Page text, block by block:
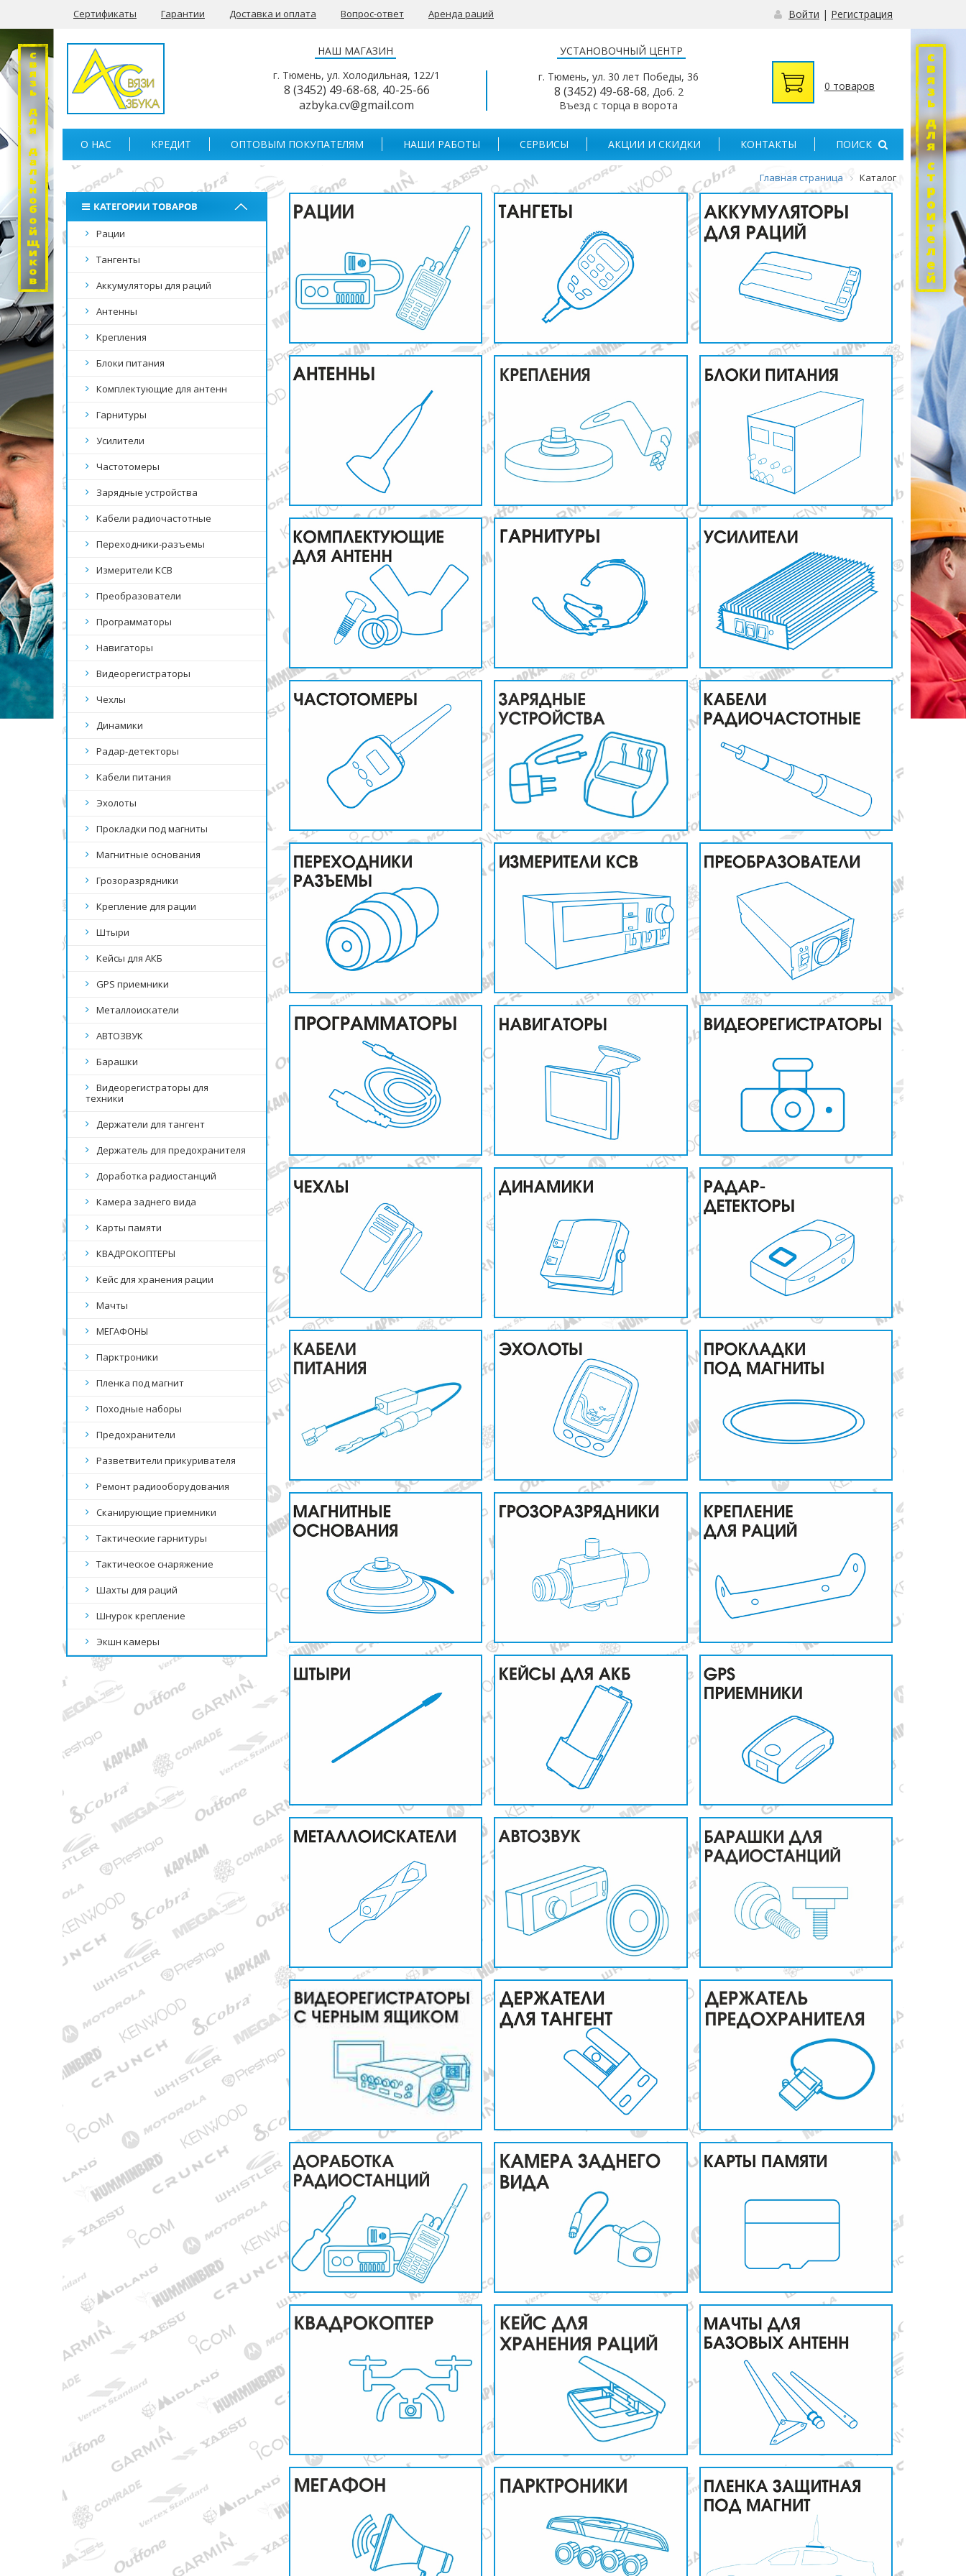
Сертификаты Гарантии Доставка и оплата Вопрос-ответ Аренда раций Войти | Регистрация
НАШ МАГАЗИН
УСТАНОВОЧНЫЙ ЦЕНТР
г. Тюмень, ул. Холодильная, 122/1
8 (3452) 49-68-68, 40-25-66
azbyka.cv@gmail.com
г. Тюмень, ул. 30 лет Победы, 36
8 (3452) 49-68-68, Доб. 2
Въезд с торца в ворота
0 товаров
О НАС КРЕДИТ ОПТОВЫМ ПОКУПАТЕЛЯМ НАШИ РАБОТЫ СЕРВИСЫ АКЦИИ И СКИДКИ КОНТАКТЫ ПОИСК
Главная страница Каталог
КАТЕГОРИИ ТОВАРОВ
Рации
Тангенты
Аккумуляторы для раций
Антенны
Крепления
Блоки питания
Комплектующие для антенн
Гарнитуры
Усилители
Частотомеры
Зарядные устройства
Кабели радиочастотные
Переходники-разъемы
Измерители КСВ
Преобразователи
Программаторы
Навигаторы
Видеорегистраторы
Чехлы
Динамики
Радар-детекторы
Кабели питания
Эхолоты
Прокладки под магниты
Магнитные основания
Грозоразрядники
Крепление для рации
Штыри
Кейсы для АКБ
GPS приемники
Металлоискатели
АВТОЗВУК
Барашки
Видеорегистраторы для
техники
Держатели для тангент
Держатель для предохранителя
Доработка радиостанций
Камера заднего вида
Карты памяти
КВАДРОКОПТЕРЫ
Кейс для хранения рации
Мачты
МЕГАФОНЫ
Парктроники
Пленка под магнит
Походные наборы
Предохранители
Разветвители прикуривателя
Ремонт радиооборудования
Сканирующие приемники
Тактические гарнитуры
Тактическое снаряжение
Шахты для раций
Шнурок крепление
Экшн камеры